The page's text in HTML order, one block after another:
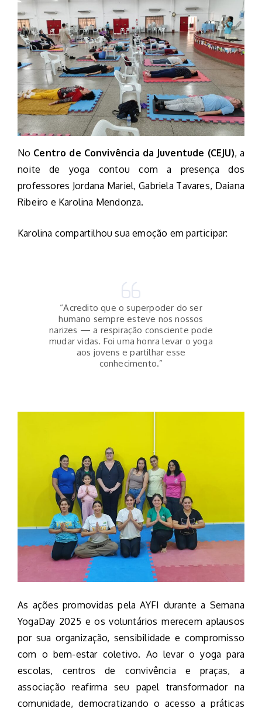
No Centro de Convivência da Juventude (CEJU), a
noite de yoga contou com a presença dos
professores Jordana Mariel, Gabriela Tavares, Daiana
Ribeiro e Karolina Mendonza.
Karolina compartilhou sua emoção em participar:
“Acredito que o superpoder do ser
humano sempre esteve nos nossos
narizes — a respiração consciente pode
mudar vidas. Foi uma honra levar o yoga
aos jovens e partilhar esse
conhecimento.”
As ações promovidas pela AYFI durante a Semana
YogaDay 2025 e os voluntários merecem aplausos
por sua organização, sensibilidade e compromisso
com o bem-estar coletivo. Ao levar o yoga para
escolas, centros de convivência e praças, a
associação reafirma seu papel transformador na
comunidade, democratizando o acesso a práticas